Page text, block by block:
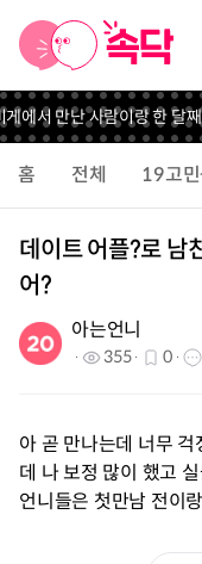
에서 만난 사람이랑 한 달째
홈 전체 19고
데이트 어플?로 남
어?
아는언니
355 0
아 곧 만나는데 너무
데 나 보정 많이 했고
언니들은 첫만남 전이